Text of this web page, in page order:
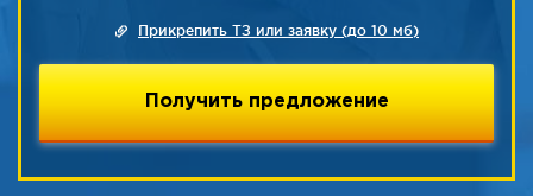
Прикрепить ТЗ или заявку (до 10 мб)